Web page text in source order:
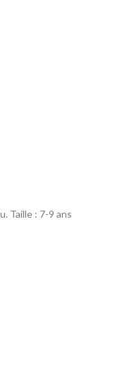
Taille : 7-9 ans